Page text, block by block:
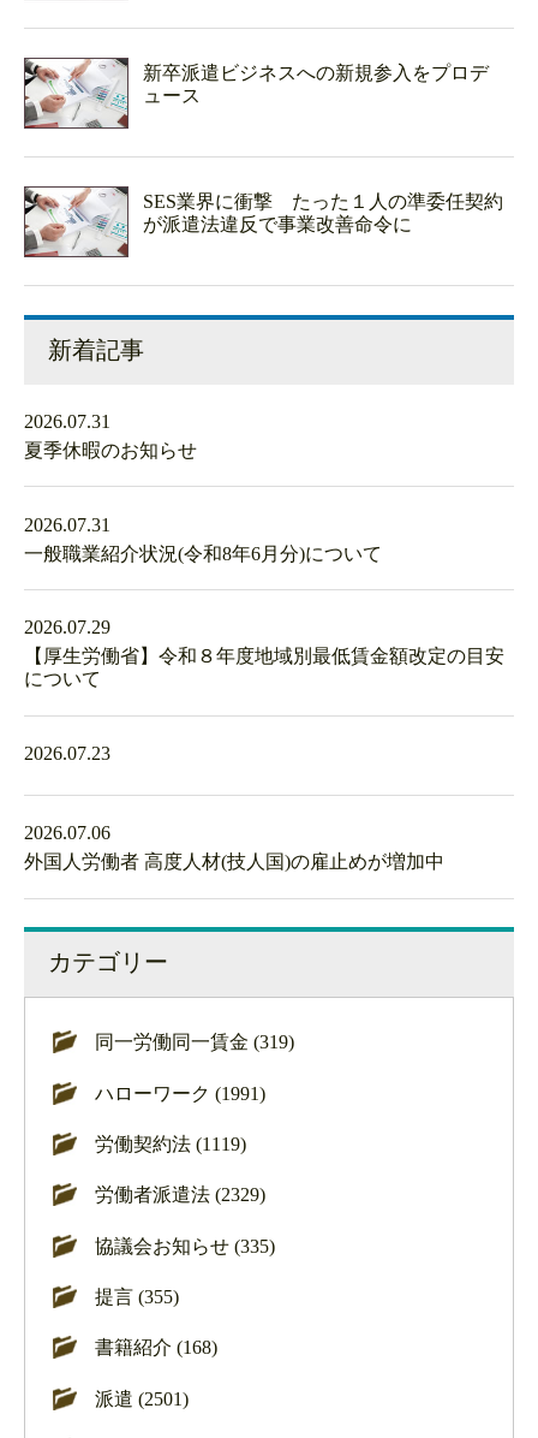
新卒派遣ビジネスへの新規参入をプロデ
ュース
SES業界に衝撃 たった１人の準委任契約
が派遣法違反で事業改善命令に
新着記事
2026.07.31
夏季休暇のお知らせ
2026.07.31
一般職業紹介状況(令和8年6月分)について
2026.07.29
【厚生労働省】令和８年度地域別最低賃金額改定の目安
について
2026.07.23
2026.07.06
外国人労働者 高度人材(技人国)の雇止めが増加中
カテゴリー
同一労働同一賃金 (319)
ハローワーク (1991)
労働契約法 (1119)
労働者派遣法 (2329)
協議会お知らせ (335)
提言 (355)
書籍紹介 (168)
派遣 (2501)